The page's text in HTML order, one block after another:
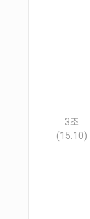
3조
(15:10)